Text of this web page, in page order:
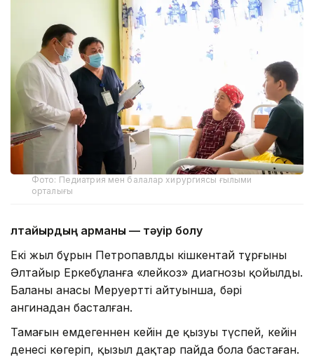
Фото: Педиатрия мен балалар хирургиясы ғылыми
орталығы
Әлтайырдың арманы — тәуір болу
Екі жыл бұрын Петропавлдың кішкентай тұрғыны
Әлтайыр Еркебұланға «лейкоз» диагнозы қойылды.
Баланың анасы Меруерттің айтуынша, бәрі
ангинадан басталған.
Тамағын емдегеннен кейін де қызуы түспей, кейін
денесі көгеріп, қызыл дақтар пайда бола бастаған.